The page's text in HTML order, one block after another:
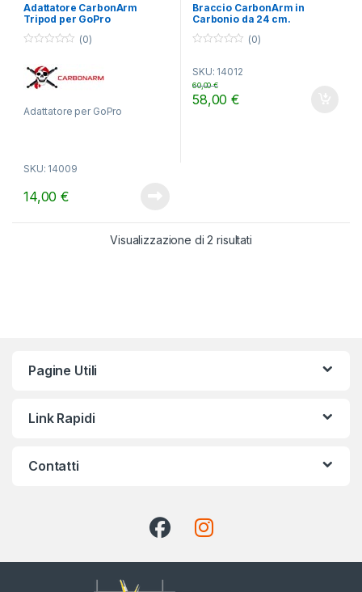
Adattatore CarbonArm
Tripod per GoPro
u
5
(0)
Adattatore per GoPro
SKU: 14009
14,00€
Braccio CarbonArm in
Carbonio da 24 cm.
u
t
f
(0)
SKU: 14012
58,00€
60,00€
Visualizzazione di 2 risultati
Pagine Utili
Link Rapidi
Contatti